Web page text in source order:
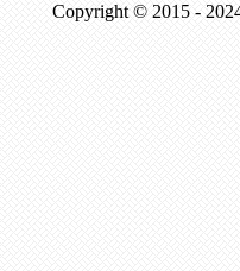
Copyright © 2015 -